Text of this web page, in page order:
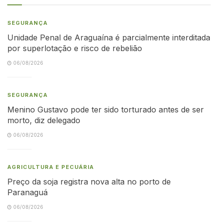
SEGURANÇA
Unidade Penal de Araguaína é parcialmente interditada
por superlotação e risco de rebelião
06/08/2026
SEGURANÇA
Menino Gustavo pode ter sido torturado antes de ser
morto, diz delegado
06/08/2026
AGRICULTURA E PECUÁRIA
Preço da soja registra nova alta no porto de
Paranaguá
06/08/2026